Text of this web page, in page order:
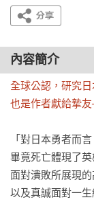
內容簡介
全球公認，研究
也是作者獻給摯
「對日本勇者而
畢竟死亡體現了英
面對潰敗所展現
以及真誠面對一